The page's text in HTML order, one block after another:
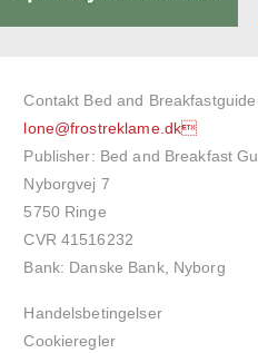
Contakt Bed and
lone@frostreklame.dk
Publisher: Bed and Breakfast
Nyborgvej 7
5750 Ringe
CVR 41516232
Bank: Danske Bank, Nyborg
Handelsbetingelser
Cookieregler